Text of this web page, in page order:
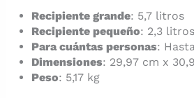
Recipiente grande: 5,7 litros
Recipiente pequeño: 2,3 litros
Para cuántas personas:
Dimensiones: 29,97 cm x
Peso: 5,17 kg